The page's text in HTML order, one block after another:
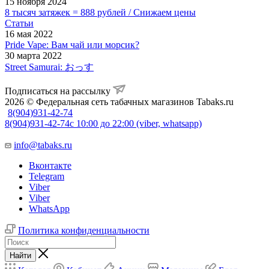
8 тысяч затяжек = 888 рублей / Снижаем цены
Статьи
16 мая 2022
Pride Vape: Вам чай или морсик?
30 марта 2022
Street Samurai: おっす
Подписаться на рассылку
2026 © Федеральная сеть табачных магазинов Tabaks.ru
8(904)931-42-74
8(904)931-42-74с 10:00 до 22:00 (viber, whatsapp)
info@tabaks.ru
Вконтакте
Telegram
Viber
Viber
WhatsApp
Политика конфиденциальности
Найти